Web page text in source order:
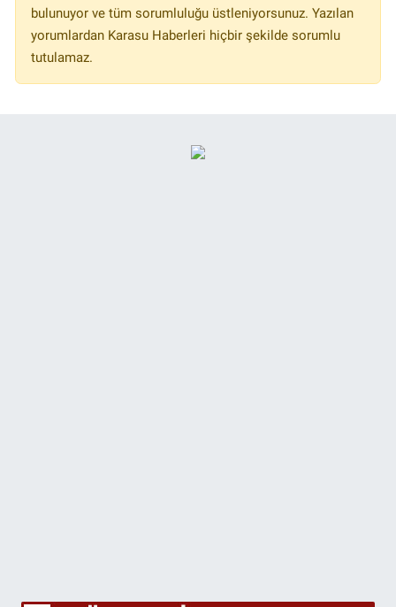
bulunuyor ve tüm sorumluluğu üstleniyorsunuz. Yazılan
yorumlardan Karasu Haberleri hiçbir şekilde sorumlu
tutulamaz.